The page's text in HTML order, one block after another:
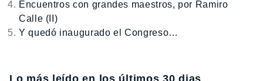
Encuentros con grandes maestros, por Ramiro
Calle (II)
Y quedó inaugurado el Congreso…